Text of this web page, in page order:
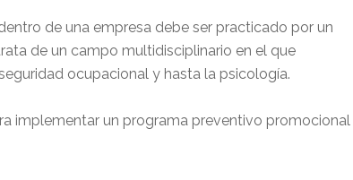
de una empresa debe ser practicado por un
de un campo multidisciplinario en el que
ocupacional y hasta la psicología.
implementar un programa preventivo promocional